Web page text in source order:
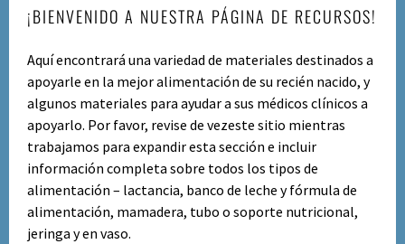
¡BIENVENIDO A NUESTRA PÁGINA DE RECURSOS!
Aquí encontrará una variedad de materiales destinados a
apoyarle en la mejor alimentación de su recién nacido, y
algunos materiales para ayudar a sus médicos clínicos a
apoyarlo. Por favor, revise de vezeste sitio mientras
trabajamos para expandir esta sección e incluir
información completa sobre todos los tipos de
alimentación – lactancia, banco de leche y fórmula de
alimentación, mamadera, tubo o soporte nutricional,
jeringa y en vaso.